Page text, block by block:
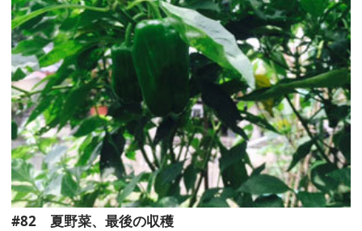
トレーニング
好印象な男
頭皮ケア
ダイエット
理容室
#82 夏野菜、最後の収穫